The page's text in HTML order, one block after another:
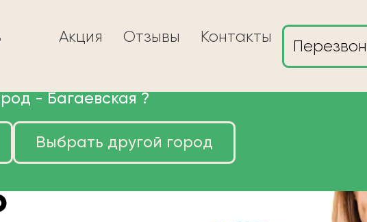
Акция Отзывы Контакты
в Багаевской
- Багаевская ?
Выбрать другой город